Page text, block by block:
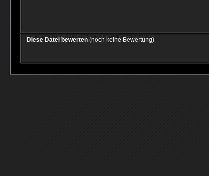
Diese Datei bewerten (noch keine Bewertung)